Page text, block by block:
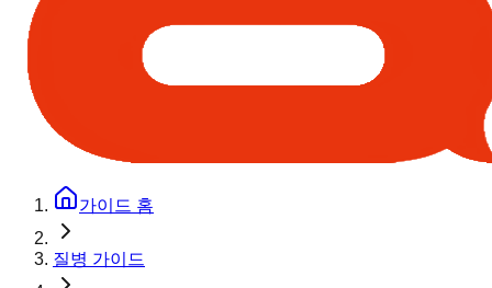
가이드 홈
질병 가이드